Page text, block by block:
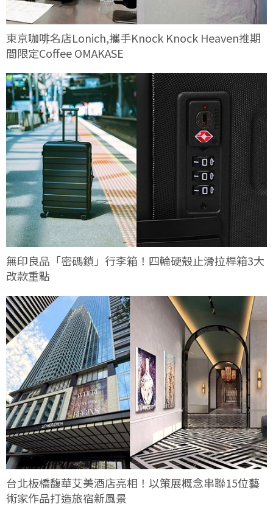
東京咖啡名店Lonich,攜手Knock Knock Heaven推期
間限定Coffee OMAKASE
無印良品「密碼鎖」行李箱！四輪硬殼止滑拉桿箱3大
改款重點
台北板橋馥華艾美酒店亮相！以策展概念串聯15位藝
術家作品打造旅宿新風景